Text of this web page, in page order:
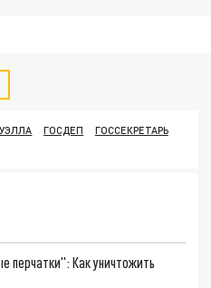
ГОСДЕП
ГОССЕКРЕТАРЬ
перчатки": Как уничтожить